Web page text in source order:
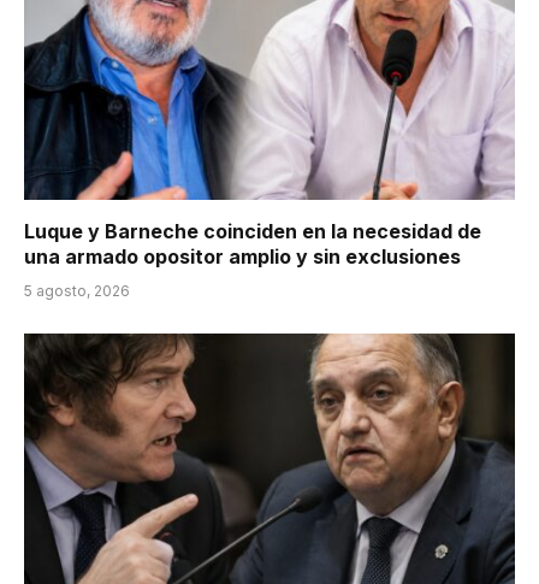
Luque y Barneche coinciden en la necesidad de
una armado opositor amplio y sin exclusiones
5 agosto, 2026